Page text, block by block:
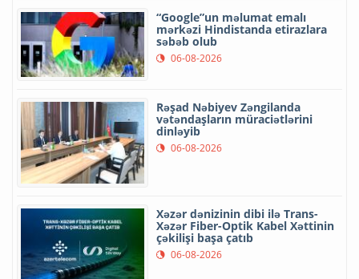
“Google”un məlumat emalı
mərkəzi Hindistanda etirazlara
səbəb olub
06-08-2026
Rəşad Nəbiyev Zəngilanda
vətəndaşların müraciətlərini
dinləyib
06-08-2026
Xəzər dənizinin dibi ilə Trans-
Xəzər Fiber-Optik Kabel Xəttinin
çəkilişi başa çatıb
06-08-2026